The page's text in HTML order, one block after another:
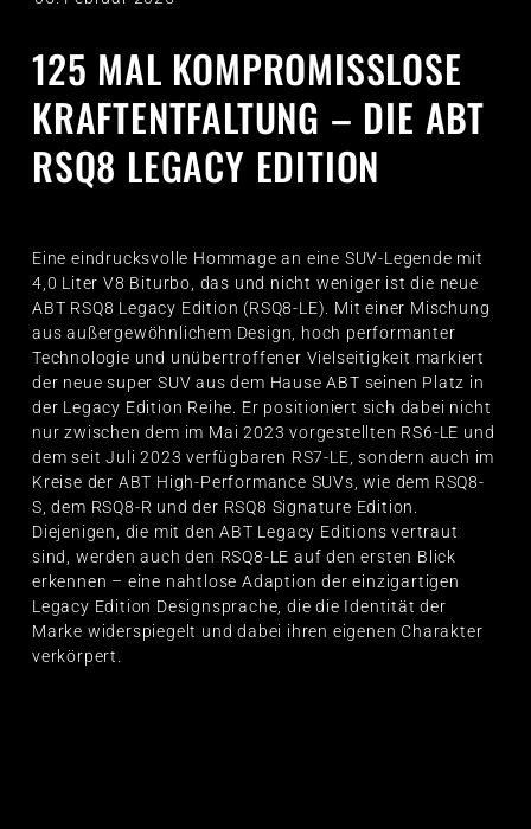
125 MAL KOMPROMISSLOSE
KRAFTENTFALTUNG – DIE ABT
RSQ8 LEGACY EDITION
Eine eindrucksvolle Hommage an eine SUV-Legende mit
4,0 Liter V8 Biturbo, das und nicht weniger ist die neue
ABT RSQ8 Legacy Edition (RSQ8-LE). Mit einer Mischung
aus außergewöhnlichem Design, hoch performanter
Technologie und unübertroffener Vielseitigkeit markiert
der neue super SUV aus dem Hause ABT seinen Platz in
der Legacy Edition Reihe. Er positioniert sich dabei nicht
nur zwischen dem im Mai 2023 vorgestellten RS6-LE und
dem seit Juli 2023 verfügbaren RS7-LE, sondern auch im
Kreise der ABT High-Performance SUVs, wie dem RSQ8-
S, dem RSQ8-R und der RSQ8 Signature Edition.
Diejenigen, die mit den ABT Legacy Editions vertraut
sind, werden auch den RSQ8-LE auf den ersten Blick
erkennen – eine nahtlose Adaption der einzigartigen
Legacy Edition Designsprache, die die Identität der
Marke widerspiegelt und dabei ihren eigenen Charakter
verkörpert.